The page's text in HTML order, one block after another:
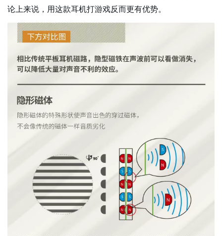
论上来说，用这款耳机打游戏反而更有优势。